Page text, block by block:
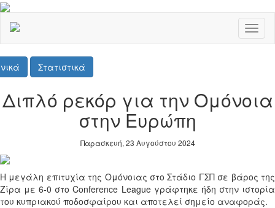
Στατιστικά
Διπλό ρεκόρ για την Ομόνοια
στην Ευρώπη
Παρασκευή, 23 Αυγούστου 2024
Η μεγάλη επιτυχία της Ομόνοιας στο Στάδιο ΓΣΠ σε βάρος της
Ζίρα με 6-0 στο Conference League γράφτηκε ήδη στην ιστορία
του κυπριακού ποδοσφαίρου και αποτελεί σημείο αναφοράς.